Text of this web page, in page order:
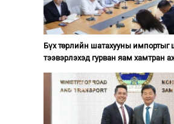
Бүх төрлийн шатахууны импортыг
тээвэрлэхэд гурван яам хамтран